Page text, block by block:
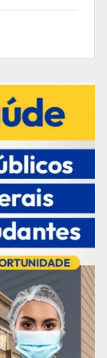
que a
tá muito
e os
também.
conjunta
para
em
respeitam
promotora,
paguem
as